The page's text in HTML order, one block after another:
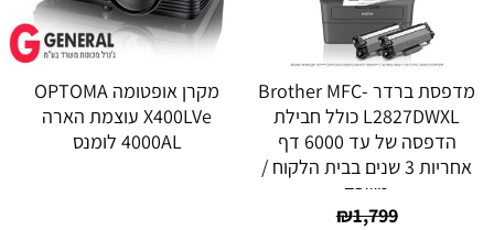
מדפסת ברדר Brother MFC-
L2827DWXL כולל חבילת
הדפסה של עד 6000 דף
אחריות 3 שנים בבית הלקוח /
משרד
₪1,799
מקרן אופטומה OPTOMA
X400LVe עוצמת הארה
4000AL לומנס